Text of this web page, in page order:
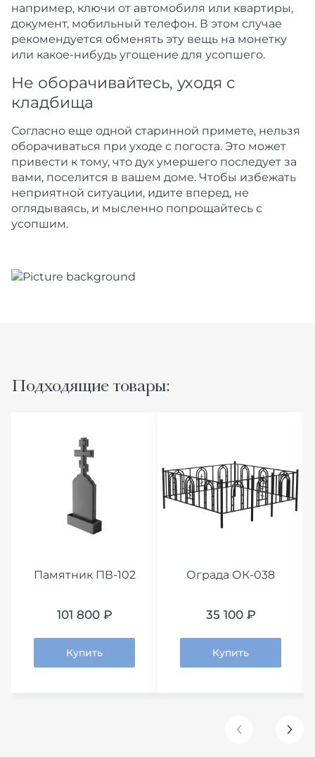
например, ключи от автомобиля или квартиры,
документ, мобильный телефон. В этом случае
рекомендуется обменять эту вещь на монетку
или какое-нибудь угощение для усопшего.
Не оборачивайтесь, уходя с
кладбища
Согласно еще одной старинной примете, нельзя
оборачиваться при уходе с погоста. Это может
привести к тому, что дух умершего последует за
вами, поселится в вашем доме. Чтобы избежать
неприятной ситуации, идите вперед, не
оглядываясь, и мысленно попрощайтесь с
усопшим.
Подходящие товары:
Памятник ПВ-102
101 800 ₽
Купить
Ограда ОК-038
35 100 ₽
Купить